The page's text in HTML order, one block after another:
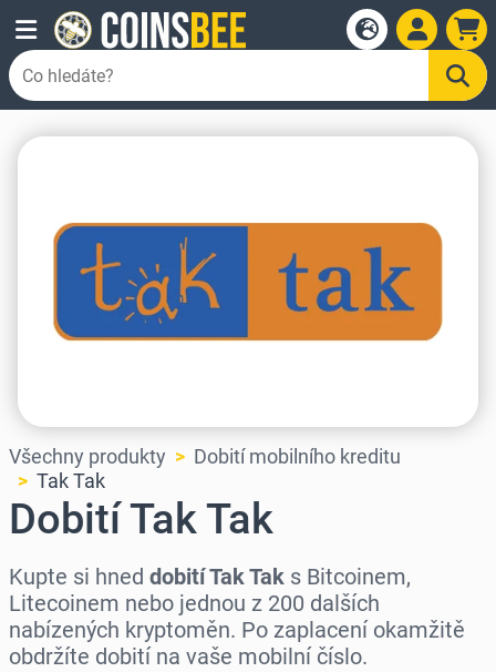
Všechny produkty
Dobití mobilního kreditu
Tak Tak
Dobití Tak Tak
Kupte si hned dobití Tak Tak s Bitcoinem,
Litecoinem nebo jednou z 200 dalších
nabízených kryptoměn. Po zaplacení okamžitě
obdržíte dobití na vaše mobilní číslo.